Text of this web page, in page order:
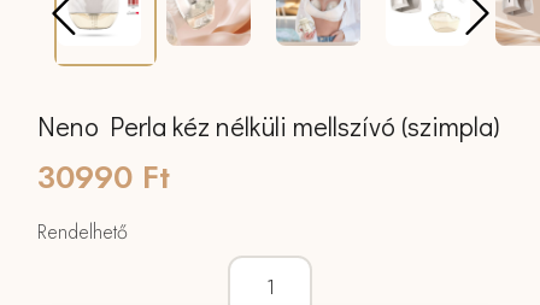
Neno Perla kéz nélküli mellszívó (szimpla)
30990 Ft
Rendelhető
Neno Perla kéz nélküli mellszívó